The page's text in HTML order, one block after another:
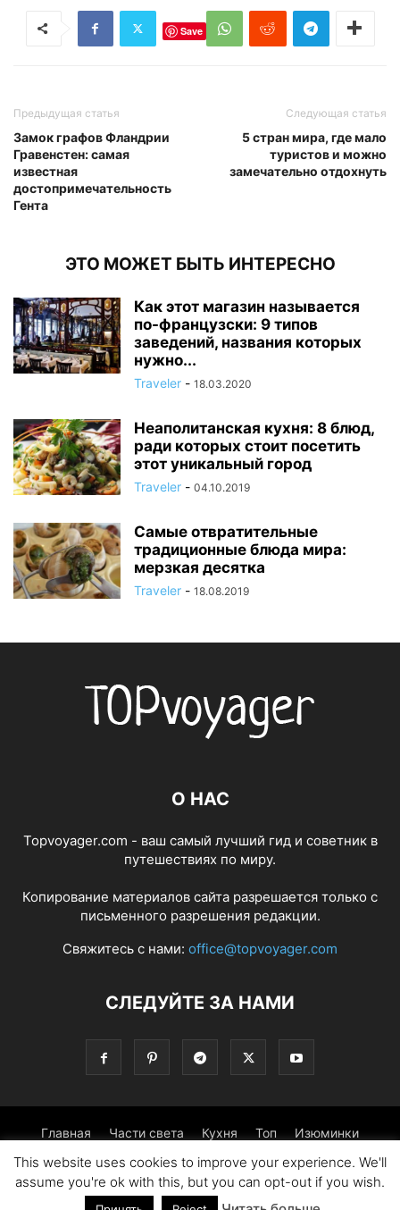
Save
Предыдущая статья
Замок графов Фландрии
Гравенстен: самая
известная
достопримечательность
Гента
Следующая статья
5 стран мира, где мало
туристов и можно
замечательно отдохнуть
ЭТО МОЖЕТ БЫТЬ ИНТЕРЕСНО
Как этот магазин называется
по-французски: 9 типов
заведений, названия которых
нужно...
Traveler - 18.03.2020
Неаполитанская кухня: 8 блюд,
ради которых стоит посетить
этот уникальный город
Traveler - 04.10.2019
Самые отвратительные
традиционные блюда мира:
мерзкая десятка
Traveler - 18.08.2019
О НАС
Topvoyager.com - ваш самый лучший гид и советник в
путешествиях по миру.
Копирование материалов сайта разрешается только с
письменного разрешения редакции.
Свяжитесь с нами: office@topvoyager.com
СЛЕДУЙТЕ ЗА НАМИ
Главная Части света Кухня Топ Изюминки
Фотопрогулка Традиции Советы
This website uses cookies to improve your experience. We'll
assume you're ok with this, but you can opt-out if you wish.